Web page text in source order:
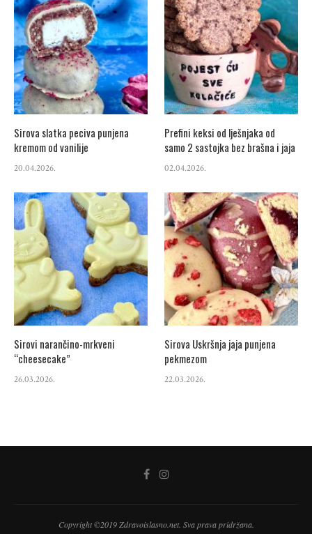
Sirova slatka peciva punjena
kremom od vanilije
20.04.2026.
Prefini keksi od lješnjaka od
samo 2 sastojka bez brašna i jaja
02.04.2026.
Sirovi narančino-mrkveni
“cheesecake”
26.03.2026.
Sirova Uskršnja jaja punjena
pekmezom
22.03.2026.
Copyright ©2019 Zdravoislasno.net. Sva prava pridržana.